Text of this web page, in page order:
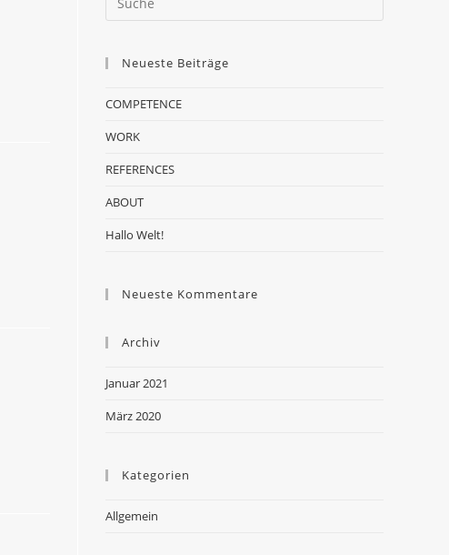
Neueste Beiträge
COMPETENCE
WORK
REFERENCES
ABOUT
Hallo Welt!
Neueste Kommentare
Archiv
Januar 2021
März 2020
Kategorien
Allgemein